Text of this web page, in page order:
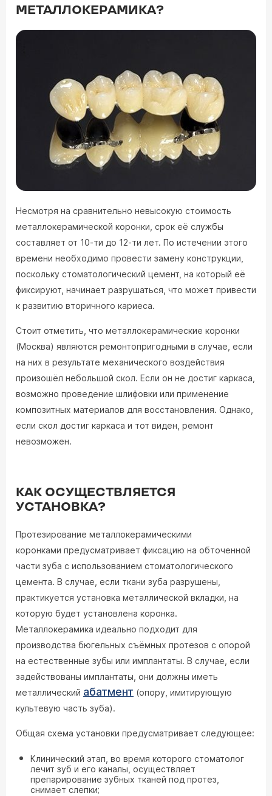
МЕТАЛЛОКЕРАМИКА?
Несмотря на сравнительно невысокую стоимость
металлокерамической коронки, срок её службы
составляет от 10-ти до 12-ти лет. По истечении этого
времени необходимо провести замену конструкции,
поскольку стоматологический цемент, на который её
фиксируют, начинает разрушаться, что может привести
к развитию вторичного кариеса.
Стоит отметить, что металлокерамические коронки
(Москва) являются ремонтопригодными в случае, если
на них в результате механического воздействия
произошёл небольшой скол. Если он не достиг каркаса,
возможно проведение шлифовки или применение
композитных материалов для восстановления. Однако,
если скол достиг каркаса и тот виден, ремонт
невозможен.
КАК ОСУЩЕСТВЛЯЕТСЯ
УСТАНОВКА?
Протезирование металлокерамическими
коронками предусматривает фиксацию на обточенной
части зуба с использованием стоматологического
цемента. В случае, если ткани зуба разрушены,
практикуется установка металлической вкладки, на
которую будет установлена коронка.
Металлокерамика идеально подходит для
производства бюгельных съёмных протезов с опорой
на естественные зубы или имплантаты. В случае, если
задействованы имплантаты, они должны иметь
металлический абатмент (опору, имитирующую
культевую часть зуба).
Общая схема установки предусматривает следующее:
Клинический этап, во время которого стоматолог
лечит зуб и его каналы, осуществляет
препарирование зубных тканей под протез,
снимает слепки;